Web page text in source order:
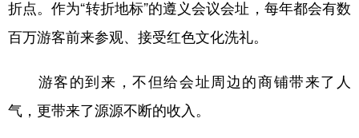
折点。作为“转折地标”的遵义会议会址，每年都会有数
百万游客前来参观、接受红色文化洗礼。
游客的到来，不但给会址周边的商铺带来了人
气，更带来了源源不断的收入。